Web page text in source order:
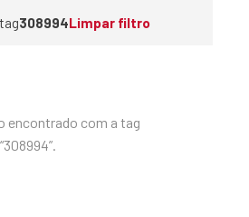
308994Limpar filtro
encontrado com a tag
“308994”.